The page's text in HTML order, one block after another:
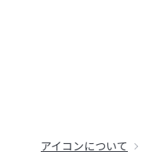
アイコンについて